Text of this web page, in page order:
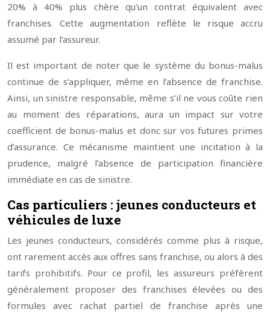
20% à 40% plus chère qu’un contrat équivalent avec
franchises. Cette augmentation reflète le risque accru
assumé par l’assureur.
Il est important de noter que le système du bonus-malus
continue de s’appliquer, même en l’absence de franchise.
Ainsi, un sinistre responsable, même s’il ne vous coûte rien
au moment des réparations, aura un impact sur votre
coefficient de bonus-malus et donc sur vos futures primes
d’assurance. Ce mécanisme maintient une incitation à la
prudence, malgré l’absence de participation financière
immédiate en cas de sinistre.
Cas particuliers : jeunes conducteurs et
véhicules de luxe
Les jeunes conducteurs, considérés comme plus à risque,
ont rarement accès aux offres sans franchise, ou alors à des
tarifs prohibitifs. Pour ce profil, les assureurs préfèrent
généralement proposer des franchises élevées ou des
formules avec rachat partiel de franchise après une